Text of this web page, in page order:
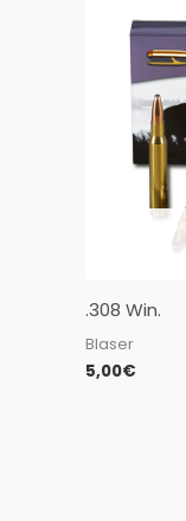
.308 Win.
Blaser
5,00€